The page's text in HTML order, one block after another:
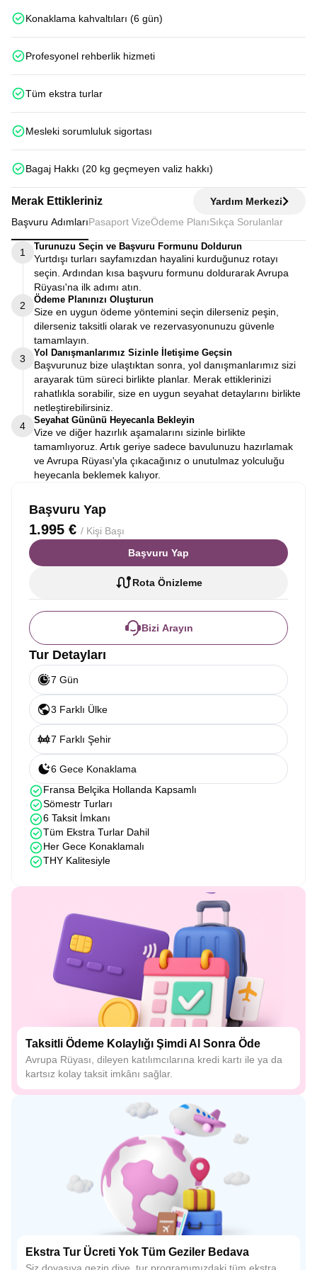
Konaklama kahvaltıları (6 gün)
Profesyonel rehberlik hizmeti
Tüm ekstra turlar
Mesleki sorumluluk sigortası
Bagaj Hakkı (20 kg geçmeyen valiz hakkı)
Merak Ettikleriniz
Yardım Merkezi
Başvuru AdımlarıPasaport VizeÖdeme Planı Sıkça Sorulanlar
1
Turunuzu Seçin ve Başvuru Formunu Doldurun
Yurtdışı turları sayfamızdan hayalini kurduğunuz rotayı
seçin. Ardından kısa başvuru formunu doldurarak Avrupa
Rüyası'na ilk adımı atın.
2
Ödeme Planınızı Oluşturun
Size en uygun ödeme yöntemini seçin dilerseniz peşin,
dilerseniz taksitli olarak ve rezervasyonunuzu güvenle
tamamlayın.
3
Yol Danışmanlarımız Sizinle İletişime Geçsin
Başvurunuz bize ulaştıktan sonra, yol danışmanlarımız sizi
arayarak tüm süreci birlikte planlar. Merak ettiklerinizi
rahatlıkla sorabilir, size en uygun seyahat detaylarını birlikte
netleştirebilirsiniz.
4
Seyahat Gününü Heyecanla Bekleyin
Vize ve diğer hazırlık aşamalarını sizinle birlikte
tamamlıyoruz. Artık geriye sadece bavulunuzu hazırlamak
ve Avrupa Rüyası'yla çıkacağınız o unutulmaz yolculuğu
heyecanla beklemek kalıyor.
Başvuru Yap
1.995 € / Kişi Başı
Başvuru Yap
Rota Önizleme
Bizi Arayın
Tur Detayları
7 Gün
3 Farklı Ülke
7 Farklı Şehir
6 Gece Konaklama
Fransa Belçika Hollanda Kapsamlı
Sömestr Turları
6 Taksit İmkanı
Tüm Ekstra Turlar Dahil
Her Gece Konaklamalı
THY Kalitesiyle
Taksitli Ödeme Kolaylığı Şimdi Al Sonra Öde
Avrupa Rüyası, dileyen katılımcılarına kredi kartı ile ya da
kartsız kolay taksit imkânı sağlar.
Ekstra Tur Ücreti Yok Tüm Geziler Bedava